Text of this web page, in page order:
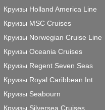
Круизы Holland America Line
Круизы MSC Cruises
Круизы Norwegian Cruise Line
Круизы Oceania Cruises
Круизы Regent Seven Seas
Круизы Royal Caribbean Int.
Круизы Seabourn
Круизы Silversea Cruises